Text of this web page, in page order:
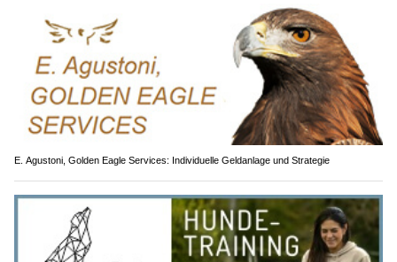
E. Agustoni, Golden Eagle Services: Individuelle Geldanlage und Strategie